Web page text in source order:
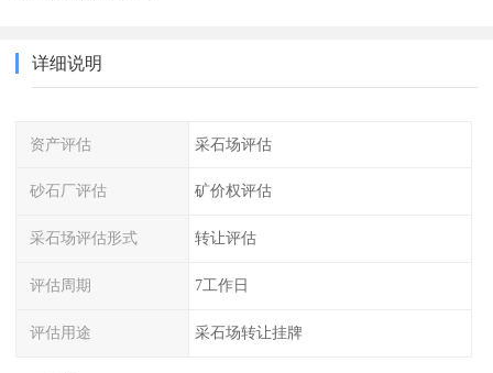
详细说明
资产评估 采石场评估
砂石厂评估 矿价权评估
采石场评估形式 转让评估
评估周期 7工作日
评估用途 采石场转让挂牌